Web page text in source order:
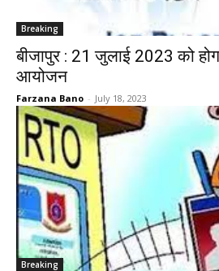
Breaking
बीजापुर : 21 जुलाई 2023 को
आयोजन
Farzana Bano - July 18, 2023
Breaking